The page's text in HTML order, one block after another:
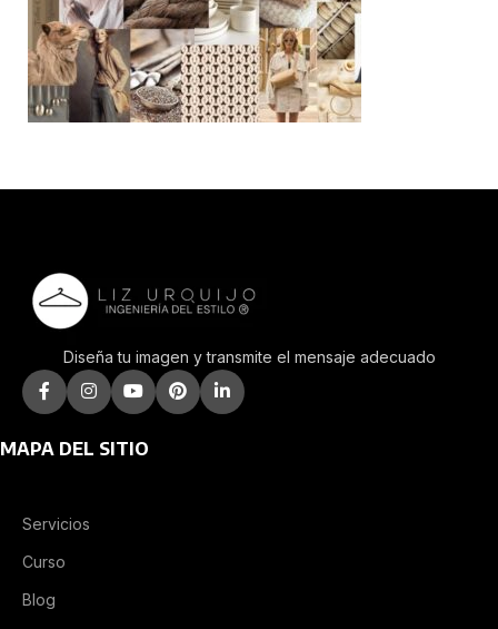
Diseña tu imagen y transmite el mensaje adecuado
MAPA DEL SITIO
Servicios
Curso
Blog